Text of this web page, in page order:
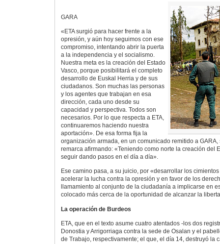
GARA
«ETA surgió para hacer frente a la
opresión, y aún hoy seguimos con ese
compromiso, intentando abrir la puerta
a la independencia y el socialismo.
Nuestra meta es la creación del Estado
Vasco, porque posibilitará el completo
desarrollo de Euskal Herria y de sus
ciudadanos. Son muchas las personas
y los agentes que trabajan en esa
dirección, cada uno desde su
capacidad y perspectiva. Todos son
necesarios. Por lo que respecta a ETA,
continuaremos haciendo nuestra
aportación». De esa forma fija la
organización armada, en un comunicado remitido a
remarca afirmando: «Teniendo como norte la creación del
seguir dando pasos en el día a día».
Ese camino pasa, a su juicio, por «desarrollar los
acelerar la lucha contra la opresión y en favor de los
llamamiento al conjunto de la ciudadanía a implicarse en
colocado más cerca de la oportunidad de alcanzar la
La operación de Burdeos
ETA, que en el texto asume cuatro atentados -los dos
Donostia y Arrigorriaga contra la sede de Osalan y el
de Trabajo, respectivamente; el que, el día 14, destruyó la